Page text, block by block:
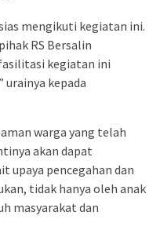
mengikuti kegiatan ini.
RS Bersalin
kegiatan ini
urainya kepada
warga yang telah
akan dapat
upaya pencegahan dan
tidak hanya oleh anak
masyarakat dan